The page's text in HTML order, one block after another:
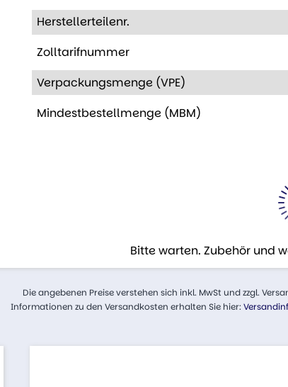
Herstellerteilenr.
Zolltarifnummer
Verpackungsmenge (VPE)
Mindestbestellmenge (MBM)
Bitte warten. Zubehör und
Die angebenen Preise verstehen sich inkl. MwSt und zzgl.
Informationen zu den Versandkosten erhalten Sie hier: